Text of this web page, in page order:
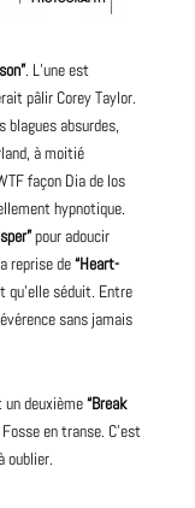
. L’une est
pâlir Corey Taylor.
absurdes,
à moitié
façon Dia de los
hypnotique.
pour adoucir
reprise de“Heart-
qu’elle séduit. Entre
sans jamais
deuxième“Break
en transe. C’est
oublier.